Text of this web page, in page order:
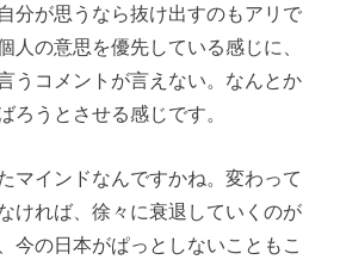
分が思うなら抜け出すのもアリで
人の意思を優先している感じに、
うコメントが言えない。なんとか
ろうとさせる感じです。
マインドなんですかね。変わって
ければ、徐々に衰退していくのが
今の日本がぱっとしないこともこ